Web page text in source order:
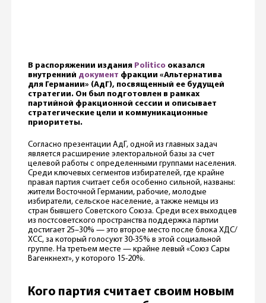
В распоряжении издания Politicoоказался
внутренний документ фракции «Альтернатива
для Германии» (АдГ), посвященный ее будущей
стратегии. Он был подготовлен в рамках
партийной фракционной сессии и описывает
стратегические цели и коммуникационные
приоритеты.
Согласно презентации АдГ, одной из главных задач
является расширение электоральной базы за счет
целевой работы с определенными группами населения.
Среди ключевых сегментов избирателей, где крайне
правая партия считает себя особенно сильной, названы:
жители Восточной Германии, рабочие, молодые
избиратели, сельское население, а также немцы из
стран бывшего Советского Союза. Среди всех выходцев
из постсоветского пространства поддержка партии
достигает 25–30% — это второе место после блока ХДС/
ХСС, за который голосуют 30-35% в этой социальной
группе. На третьем месте — крайне левый «Союз Сары
Вагенкнехт», у которого 15-20%.
Кого партия считает своим новым